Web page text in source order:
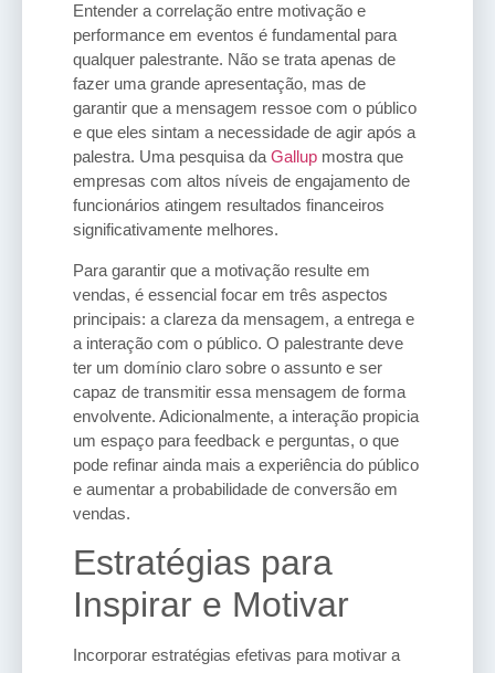
Entender a correlação entre motivação e
performance em eventos é fundamental para
qualquer palestrante. Não se trata apenas de
fazer uma grande apresentação, mas de
garantir que a mensagem ressoe com o público
e que eles sintam a necessidade de agir após a
palestra. Uma pesquisa da Gallup mostra que
empresas com altos níveis de engajamento de
funcionários atingem resultados financeiros
significativamente melhores.
Para garantir que a motivação resulte em
vendas, é essencial focar em três aspectos
principais: a clareza da mensagem, a entrega e
a interação com o público. O palestrante deve
ter um domínio claro sobre o assunto e ser
capaz de transmitir essa mensagem de forma
envolvente. Adicionalmente, a interação propicia
um espaço para feedback e perguntas, o que
pode refinar ainda mais a experiência do público
e aumentar a probabilidade de conversão em
vendas.
Estratégias para
Inspirar e Motivar
Incorporar estratégias efetivas para motivar a